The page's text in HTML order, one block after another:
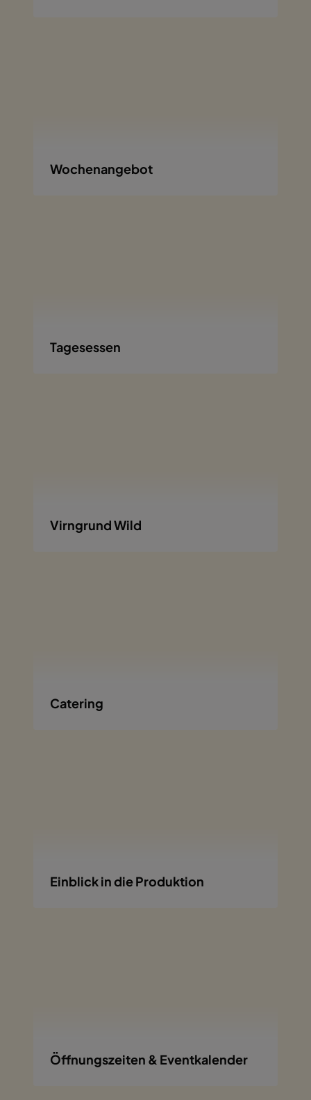
Wochenangebot
Tagesessen
Virngrund Wild
Catering
Einblick in die Produktion
Öffnungszeiten & Eventkalender